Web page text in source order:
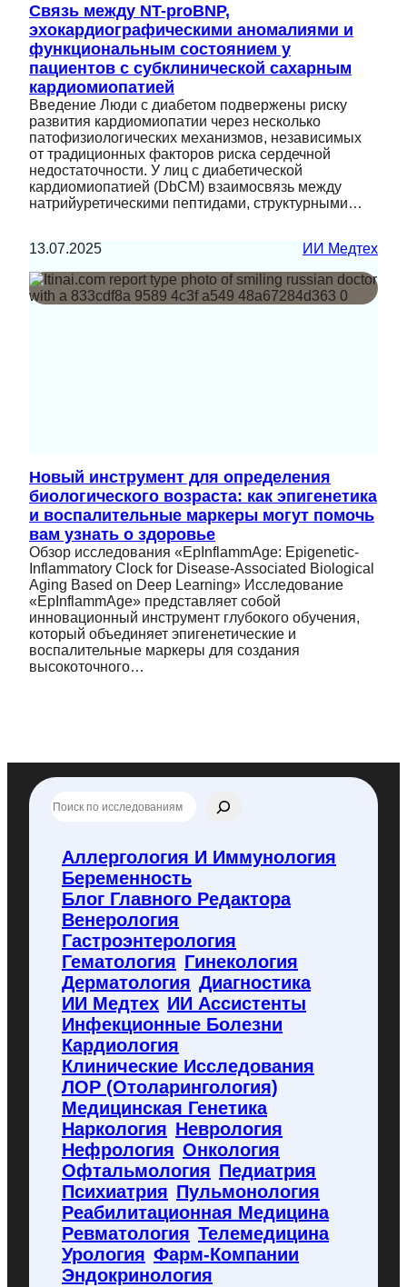
Связь между NT-proBNP,
эхокардиографическими аномалиями и
функциональным состоянием у
пациентов с субклинической сахарным
кардиомиопатией
Введение Люди с диабетом подвержены риску
развития кардиомиопатии через несколько
патофизиологических механизмов, независимых
от традиционных факторов риска сердечной
недостаточности. У лиц с диабетической
кардиомиопатией (DbCM) взаимосвязь между
натрийуретическими пептидами, структурными…
13.07.2025 ИИ Медтех
Новый инструмент для определения
биологического возраста: как эпигенетика
и воспалительные маркеры могут помочь
вам узнать о здоровье
Обзор исследования «EpInflammAge: Epigenetic-
Inflammatory Clock for Disease-Associated Biological
Aging Based on Deep Learning» Исследование
«EpInflammAge» представляет собой
инновационный инструмент глубокого обучения,
который объединяет эпигенетические и
воспалительные маркеры для создания
высокоточного…
о
Аллергология И Иммунология
Беременность
Блог Главного Редактора
Венерология
Гастроэнтерология
Гематология Гинекология
Дерматология Диагностика
ИИ Медтех ИИ Ассистенты
Инфекционные Болезни
Кардиология
Клинические Исследования
ЛОР (отоларингология)
Медицинская Генетика
Наркология Неврология
Нефрология Онкология
Офтальмология Педиатрия
Психиатрия Пульмонология
Реабилитационная Медицина
Ревматология Телемедицина
Урология Фарм-Компании
Эндокринология